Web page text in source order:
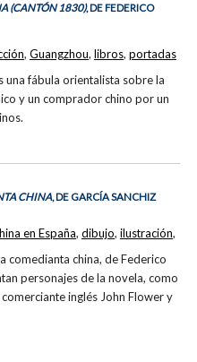
(CANTÓN 1830), DE FEDERICO
una fábula orientalista sobre la
y un comprador chino por un
, Guangzhou, libros, portadas
CHINA, DE GARCÍA SANCHIZ
comedianta china, de Federico
personajes de la novela, como
inglés John Flower y
en España, dibujo, ilustración,